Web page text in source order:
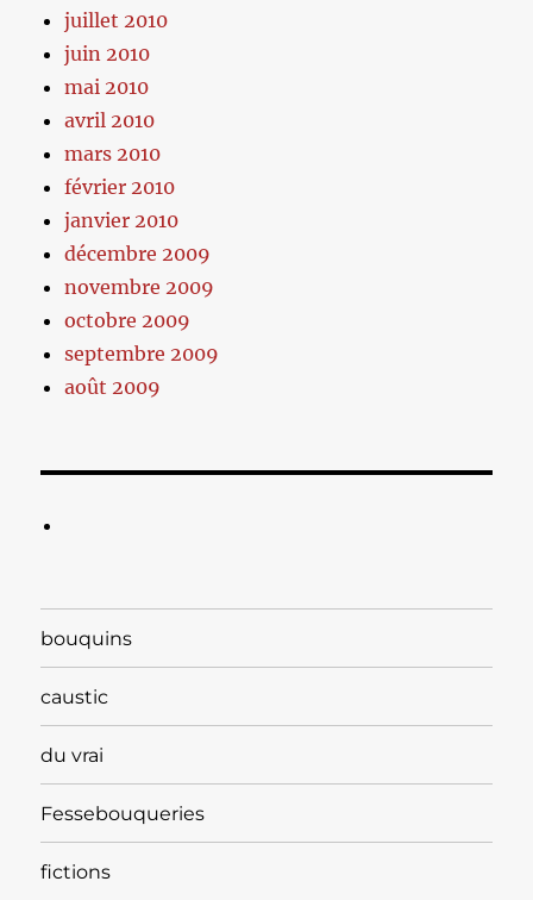
juillet 2010
juin 2010
mai 2010
avril 2010
mars 2010
février 2010
janvier 2010
décembre 2009
novembre 2009
octobre 2009
septembre 2009
août 2009
bouquins
caustic
du vrai
Fessebouqueries
fictions